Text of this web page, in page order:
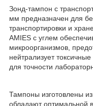
Зонд‑тампон с
мм предназначен для
транспортировки и
AMIES с углем
микроорганизмов,
нейтрализует
для точности
Тампоны изготовлены из
обладают оптимальной